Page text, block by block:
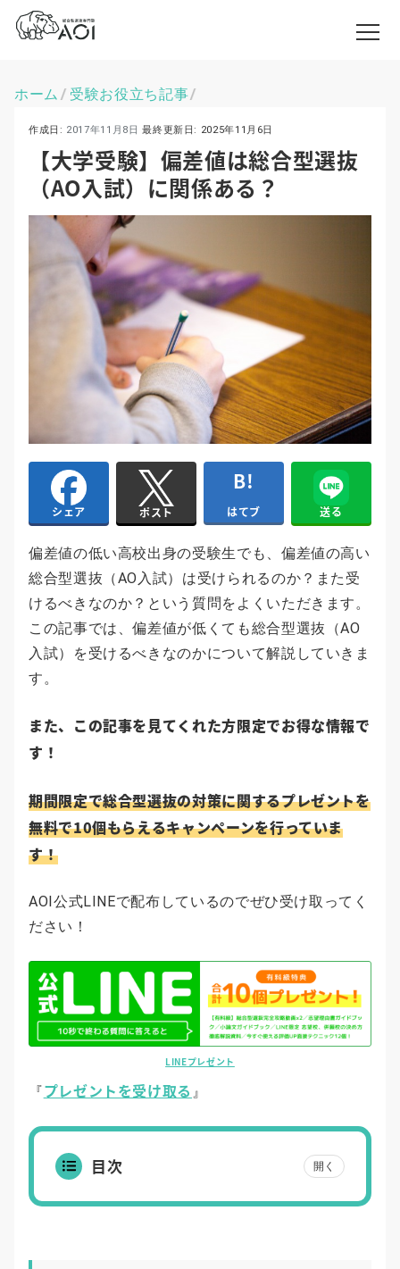
ホーム \ 受験お役立ち記事\
作成日: 2017年11月8日最終更新日: 2025年11月6日
【大学受験】偏差値は総合型選抜
（AO入試）に関係ある？
シェア ポスト はてブ 送る
偏差値の低い高校出身の受験生でも、偏差値の高い
総合型選抜（AO入試）は受けられるのか？また受
けるべきなのか？という質問をよくいただきます。
この記事では、偏差値が低くても総合型選抜（AO
入試）を受けるべきなのかについて解説していきま
す。
また、この記事を見てくれた方限定でお得な情報で
す！
期間限定で総合型選抜の対策に関するプレゼントを
無料で10個もらえるキャンペーンを行っていま
す！
AOI公式LINEで配布しているのでぜひ受け取ってく
ださい！
LINEプレゼント
『プレゼントを受け取る 』
目次 開く